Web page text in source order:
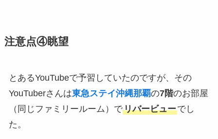
注意点④眺望
とあるYouTubeで予習していたのですが、その
YouTuberさんは東急ステイ沖縄那覇の7階のお部屋
（同じファミリールーム）でリバービューでし
た。